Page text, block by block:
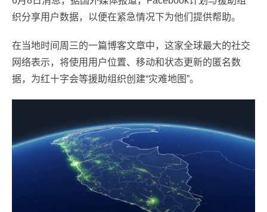
织分享用户数据，以便在紧急情况下为他们提供帮助。
在当地时间周三的一篇博客文章中，这家全球最大的社交
网络表示，将使用用户位置、移动和状态更新的匿名数
据，为红十字会等援助组织创建“灾难地图”。